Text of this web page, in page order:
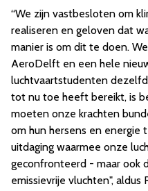
“We zijn vastbesloten om
realiseren en geloven dat
manier is om dit te doen.
AeroDelft en een hele
luchtvaartstudenten
tot nu toe heeft bereikt, is
moeten onze krachten
om hun hersens en energie
uitdaging waarmee onze
geconfronteerd - maar ook
emissievrije vluchten", aldus